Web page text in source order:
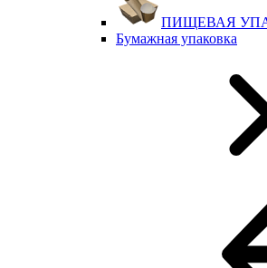
ПИЩЕВАЯ
Бумажная упаковка